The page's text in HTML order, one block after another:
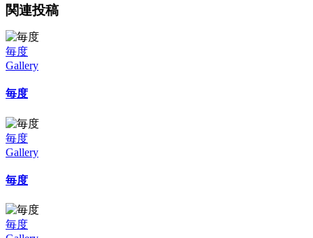
関連投稿
毎度
Gallery
毎度
毎度
Gallery
毎度
毎度